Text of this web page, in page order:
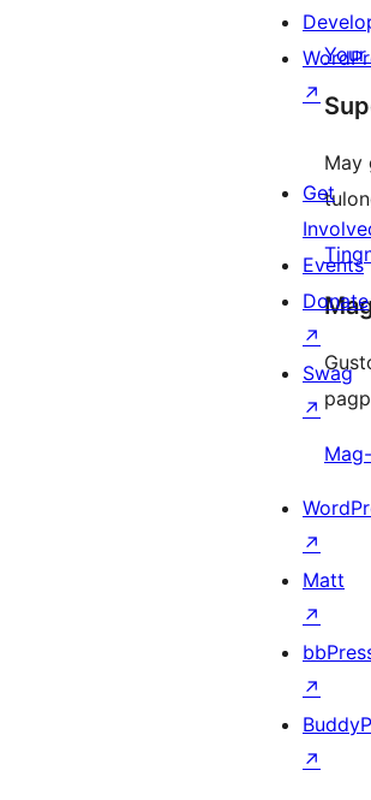
May
↗
Get
Events
Donate
↗
Swag
↗
↗
Matt
↗
↗
↗